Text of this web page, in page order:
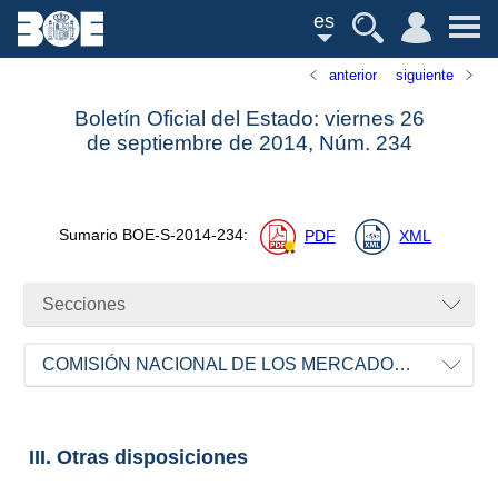
es
anterior siguiente
Boletín Oficial del Estado: viernes 26
de septiembre de 2014, Núm. 234
Sumario BOE-S-2014-234: PDF XML
Secciones
COMISIÓN NACIONAL DE LOS MERCADOS Y LA COMPETENCIA
III. Otras disposiciones